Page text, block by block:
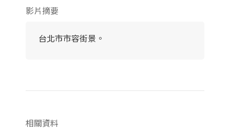
影片摘要
台北市市容街景。
相關資料